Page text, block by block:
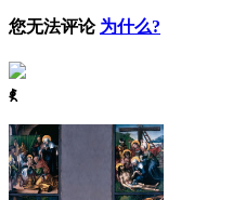
您无法评论 为什么?
ꈅ